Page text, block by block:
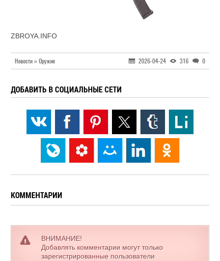
ZBROYA.INFO
Новости » Оружие 2026-04-24 316 0
ДОБАВИТЬ В СОЦИАЛЬНЫЕ СЕТИ
КОММЕНТАРИИ
ВНИМАНИЕ!
Добавлять комментарии могут только
зарегистрированные пользователи